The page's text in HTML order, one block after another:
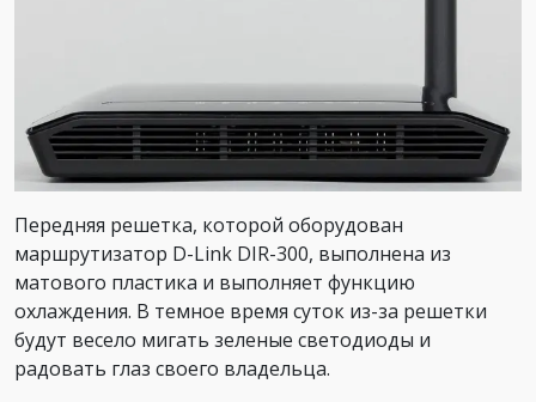
Передняя решетка, которой оборудован
маршрутизатор D-Link DIR-300, выполнена из
матового пластика и выполняет функцию
охлаждения. В темное время суток из-за решетки
будут весело мигать зеленые светодиоды и
радовать глаз своего владельца.